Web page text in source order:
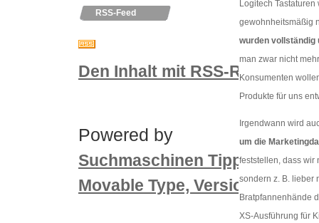
Logitech
gewohnheitsmäßig
wurden vollständig
man zwar nicht
Konsumenten
Produkte für uns
Irgendwann wird
um die
feststellen, dass wir
sondern z. B. lieber
Bratpfannenhände
XS-Ausführung für
RSS-Feed
Den Inhalt mit RSS-Reader
Powered by
Suchmaschinen Tippgeber
Movable Type, Version 3.2